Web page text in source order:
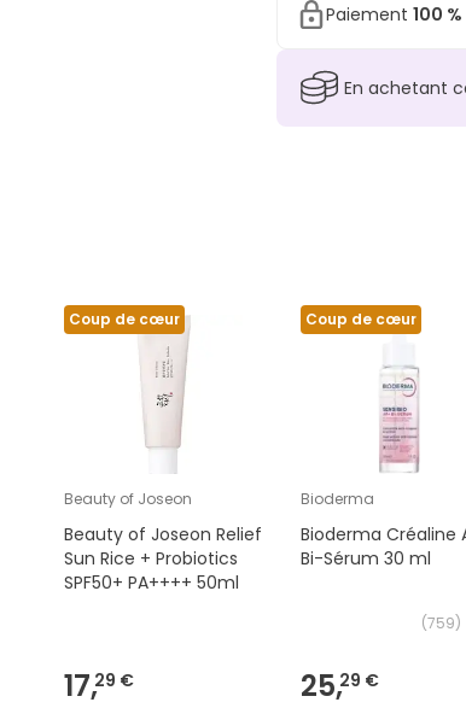
Paiement 100
En achetant
Coup de cœur
Beauty of Joseon
Beauty of Joseon Relief
Sun Rice + Probiotics
SPF50+ PA++++ 50ml
17,29 €
Coup de cœur
Bioderma
Bioderma Créaline
Bi-Sérum 30 ml
(759)
25,29 €